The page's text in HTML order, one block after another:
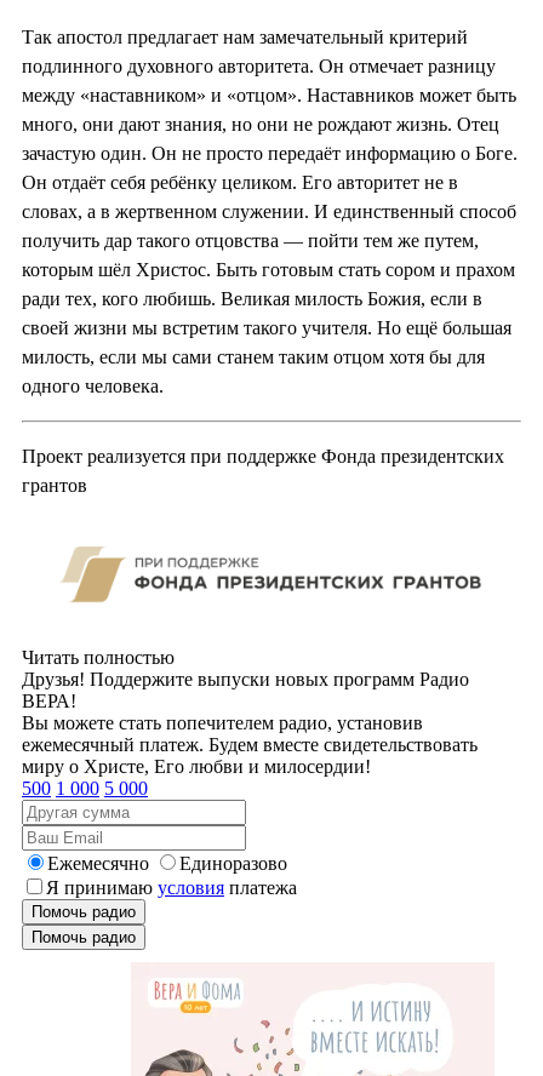
Так апостол предлагает нам замечательный критерий
подлинного духовного авторитета. Он отмечает разницу
между «наставником» и «отцом». Наставников может быть
много, они дают знания, но они не рождают жизнь. Отец
зачастую один. Он не просто передаёт информацию о Боге.
Он отдаёт себя ребёнку целиком. Его авторитет не в
словах, а в жертвенном служении. И единственный способ
получить дар такого отцовства — пойти тем же путем,
которым шёл Христос. Быть готовым стать сором и прахом
ради тех, кого любишь. Великая милость Божия, если в
своей жизни мы встретим такого учителя. Но ещё большая
милость, если мы сами станем таким отцом хотя бы для
одного человека.
Проект реализуется при поддержке Фонда президентских
грантов
Читать полностью
Друзья! Поддержите выпуски новых программ Радио
ВЕРА!
Вы можете стать попечителем радио, установив
ежемесячный платеж. Будем вместе свидетельствовать
миру о Христе, Его любви и милосердии!
500 1 000 5 000
Ежемесячно
Единоразово
Я принимаю условия платежа
Помочь радио
Помочь радио